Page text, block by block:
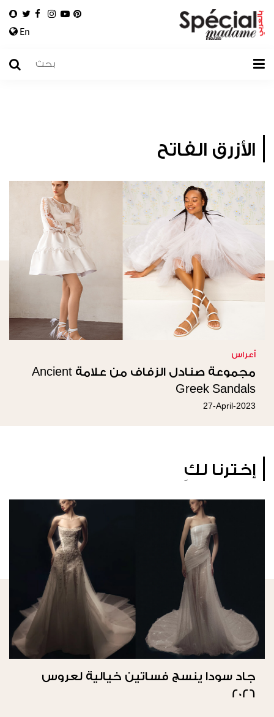
En
الأزرق الفاتح
أعراس
مجموعة صنادل الزفاف من علامة Ancient
Greek Sandals
27-April-2023
إخترنا لكِ
جاد سودا ينسج فساتين خيالية لعروس
2026